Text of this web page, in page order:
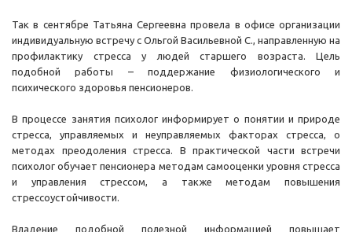
Так в сентябре Татьяна Сергеевна провела в офисе организации
индивидуальную встречу с Ольгой Васильевной С., направленную на
профилактику стресса у людей старшего возраста. Цель
подобной работы – поддержание физиологического и
психического здоровья пенсионеров.
В процессе занятия психолог информирует о понятии и природе
стресса, управляемых и неуправляемых факторах стресса, о
методах преодоления стресса. В практической части встречи
психолог обучает пенсионера методам самооценки уровня стресса
и управления стрессом, а также методам повышения
стрессоустойчивости.
Владение подобной полезной информацией повышает